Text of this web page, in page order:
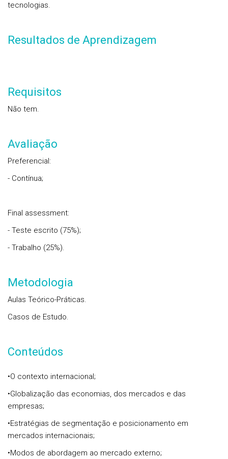
tecnologias.
Resultados de Aprendizagem
Requisitos
Não tem.
Avaliação
Preferencial:
- Contínua;
Final assessment:
- Teste escrito (75%);
- Trabalho (25%).
Metodologia
Aulas Teórico-Práticas.
Casos de Estudo.
Conteúdos
•O contexto internacional;
•Globalização das economias, dos mercados e das
empresas;
•Estratégias de segmentação e posicionamento em
mercados internacionais;
•Modos de abordagem ao mercado externo;